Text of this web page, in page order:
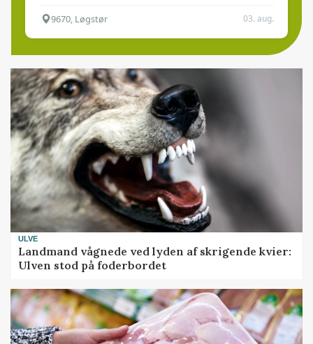
9670, Løgstør 03. aug.
ULVE
Landmand vågnede ved lyden af skrigende kvier:
Ulven stod på foderbordet